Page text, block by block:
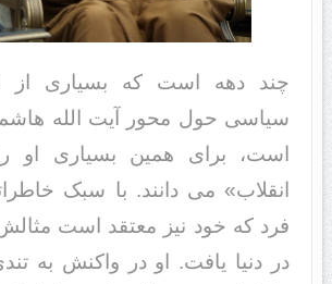
چند‌‌ د‌‌هه است که بسیاری از
سیاسی حول محور آیت الله
است، برای همین بسیاری او
انقلاب» می د‌‌انند‌‌. با سبک
فرد‌‌ که خود‌‌ نیز معتقد‌‌ است
د‌‌ر د‌‌نیا یافت. او د‌‌ر واکنش به